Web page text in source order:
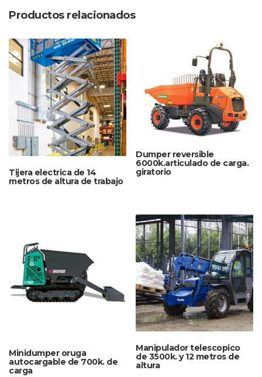
Productos relacionados
Tijera electrica de 14
metros de altura de trabajo
Dumper reversible
6000k.articulado de carga.
giratorio
Minidumper oruga
autocargable de 700k. de
carga
Manipulador telescopico
de 3500k. y 12 metros de
altura